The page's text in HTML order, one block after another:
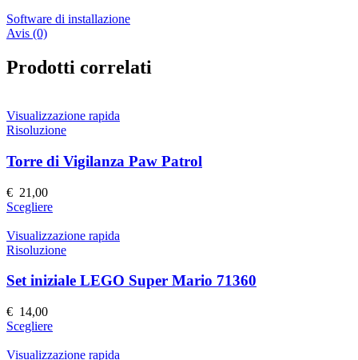
Software di installazione
Avis (0)
Prodotti correlati
Visualizzazione rapida
Risoluzione
Torre di Vigilanza Paw Patrol
€ 21,00
ScegliereQuesto
ha
più
Le
scelte
nella
Visualizzazione rapida
Risoluzione
Set iniziale LEGO Super Mario 71360
€ 14,00
ScegliereQuesto
ha
Visualizzazione rapida